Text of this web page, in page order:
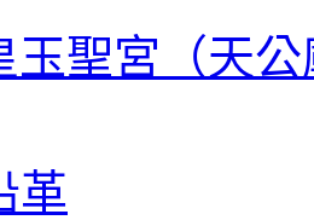
玉聖宮（天
革